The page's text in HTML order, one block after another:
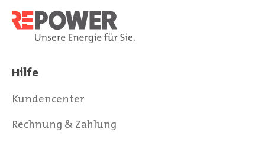
Hilfe
Kundencenter
Rechnung & Zahlung